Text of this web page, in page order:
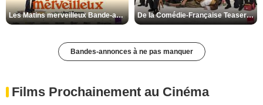
Les Matins merveilleux Bande-annonce VF De la Comédie-Française Teaser VF
Bandes-annonces à ne pas manquer
Films Prochainement au Cinéma